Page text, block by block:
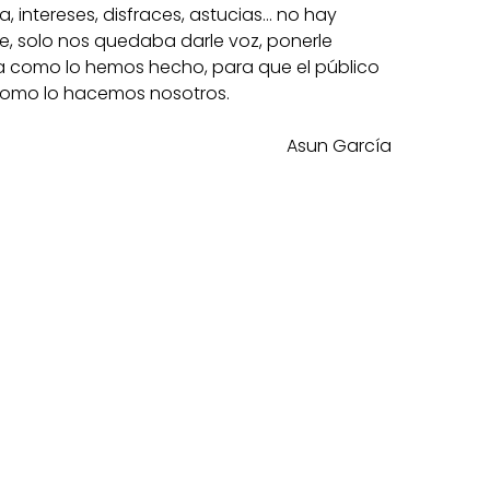
intereses, disfraces, astucias… no hay
solo nos quedaba darle voz, ponerle
como lo hemos hecho, para que el público
lo hacemos nosotros.
Asun García